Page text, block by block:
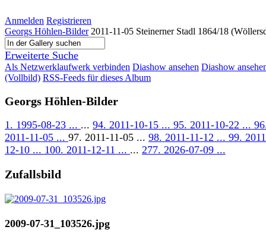
Anmelden Registrieren
Georgs Höhlen-Bilder 2011-11-05 Steinerner Stadl 1864/18
Erweiterte Suche
Als Netzwerklaufwerk verbinden Diashow ansehen Diashow
(Vollbild) RSS-Feeds für dieses Album
Georgs Höhlen-Bilder
1. 1995-08-23 ... ... 94. 2011-10-15 ... 95. 2011-10-22 ...
2011-11-05 ... 97. 2011-11-05 ... 98. 2011-11-12 ... 99.
12-10 ... 100. 2011-12-11 ... ... 277. 2026-07-09 ...
Zufallsbild
2009-07-31_103526.jpg